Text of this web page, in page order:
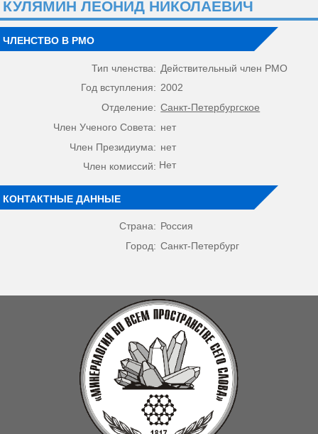
КУЛЯМИН ЛЕОНИД НИКОЛАЕВИЧ
ЧЛЕНСТВО В РМО
Тип членства: Действительный член РМО
Год вступления: 2002
Отделение: Санкт-Петербургское
Член Ученого Совета: нет
Член Президиума: нет
Член комиссий: Нет
КОНТАКТНЫЕ ДАННЫЕ
Страна: Россия
Город: Санкт-Петербург